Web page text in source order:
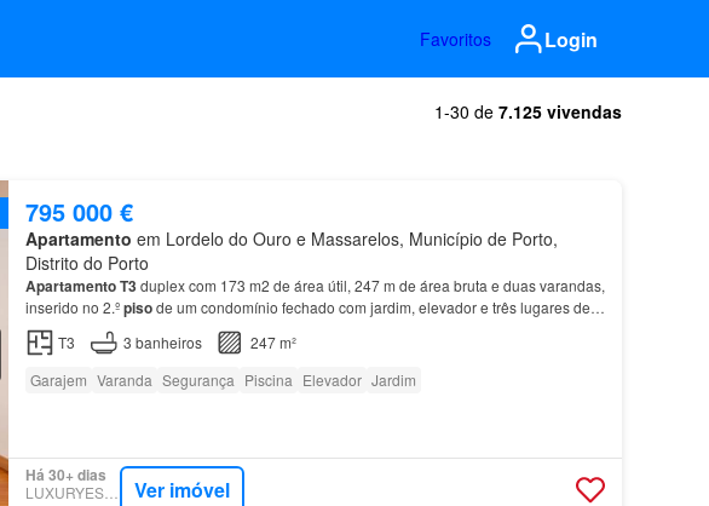
Favoritos Login
1-30 de 7.125 vivendas
795 000 €
Apartamento em Lordelo do Ouro e Massarelos, Município de Porto,
Distrito do Porto
ApartamentoT3duplex com 173 m2 de área útil, 247 m de área bruta e duas varandas,
inserido no 2.ºpisode um condomínio fechado com jardim, elevador e três lugares de
garagem, localizado em Lordelo do Ouro, no
T3 3 banheiros
247 m²
Garajem Varanda Segurança Piscina Elevador Jardim
Há 30+ dias
LUXURYESTATE Ver imóvel